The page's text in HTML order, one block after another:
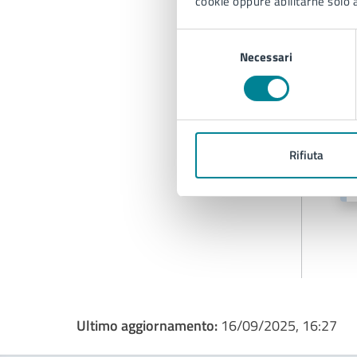
Necessari
Rifiuta
Ultimo aggiornamento: 16/09/2025, 16:27